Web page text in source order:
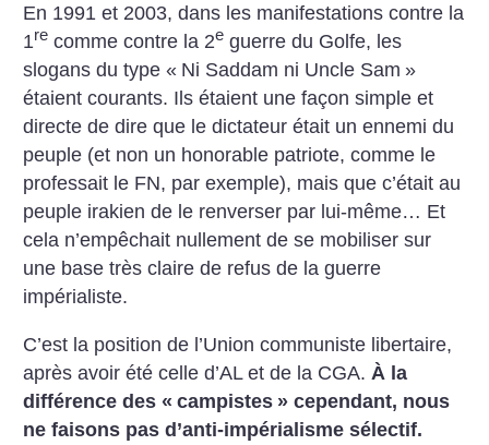
En 1991 et 2003, dans les manifestations contre la
1re comme contre la 2e guerre du Golfe, les
slogans du type « Ni Saddam ni Uncle Sam »
étaient courants. Ils étaient une façon simple et
directe de dire que le dictateur était un ennemi du
peuple (et non un honorable patriote, comme le
professait le FN, par exemple), mais que c’était au
peuple irakien de le renverser par lui-même… Et
cela n’empêchait nullement de se mobiliser sur
une base très claire de refus de la guerre
impérialiste.
C’est la position de l’Union communiste libertaire,
après avoir été celle d’AL et de la CGA. À la
différence des « campistes » cependant, nous
ne faisons pas d’anti-impérialisme sélectif.